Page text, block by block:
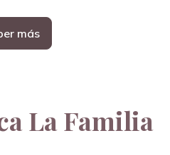
más
La Familia